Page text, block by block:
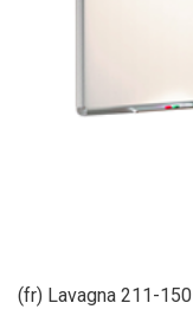
(fr) Lavagna 211-150